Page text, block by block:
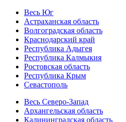
Весь Юг
Астраханская область
Волгоградская область
Краснодарский край
Республика Адыгея
Республика Калмыкия
Ростовская область
Республика Крым
Севастополь
Весь Северо-Запад
Архангельская область
Калининградская область